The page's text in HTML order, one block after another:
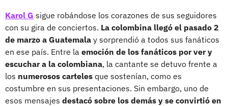
Karol G sigue robándose los corazones de sus seguidores
con su gira de conciertos. La colombina llegó el pasado 2
de marzo a Guatemala y sorprendió a todos sus fanáticos
en ese país. Entre la emoción de los fanáticos por ver y
escuchar a la colombiana, la cantante se detuvo frente a
los numerosos carteles que sostenían, como es
costumbre en sus presentaciones. Sin embargo, uno de
esos mensajes destacó sobre los demás y se convirtió en